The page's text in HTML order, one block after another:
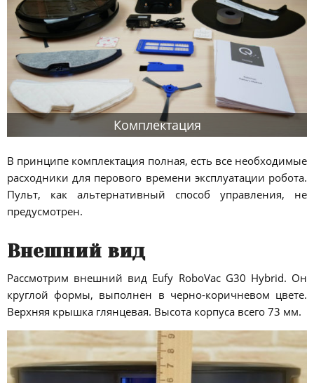
Комплектация
В принципе комплектация полная, есть все необходимые
расходники для перового времени эксплуатации робота.
Пульт, как альтернативный способ управления, не
предусмотрен.
Внешний вид
Рассмотрим внешний вид Eufy RoboVac G30 Hybrid. Он
круглой формы, выполнен в черно-коричневом цвете.
Верхняя крышка глянцевая. Высота корпуса всего 73 мм.